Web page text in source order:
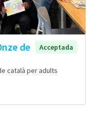
de
Acceptada
català per adults